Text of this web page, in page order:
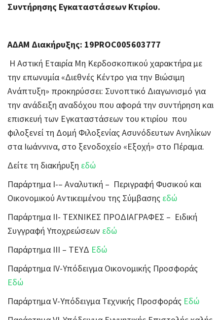
Συντήρησης Εγκαταστάσεων Κτιρίου.
ΑΔΑΜ Διακήρυξης: 19PROC005603777
Η Αστική Εταιρία Μη Κερδοσκοπικού χαρακτήρα με
την επωνυμία «Διεθνές Κέντρο για την Βιώσιμη
Ανάπτυξη» προκηρύσσει: Συνοπτικό Διαγωνισμό για
την ανάδειξη αναδόχου που αφορά την συντήρηση και
επισκευή των Εγκαταστάσεων του κτιρίου που
φιλοξενεί τη Δομή Φιλοξενίας Ασυνόδευτων Ανηλίκων
στα Ιωάννινα, στο ξενοδοχείο «Εξοχή» στο Πέραμα.
Δείτε τη διακήρυξη εδώ
Παράρτημα Ι-– Αναλυτική – Περιγραφή Φυσικού και
Οικονομικού Αντικειμένου της Σύμβασης εδώ
Παράρτημα ΙΙ- ΤΕΧΝΙΚΕΣ ΠΡΟΔΙΑΓΡΑΦΕΣ – Ειδική
Συγγραφή Υποχρεώσεων εδώ
Παράρτημα ΙΙΙ – ΤΕΥΔ Εδώ
Παράρτημα IV-Υπόδειγμα Οικονομικής Προσφοράς
Εδώ
Παράρτημα V-Υπόδειγμα Τεχνικής Προσφοράς Εδώ